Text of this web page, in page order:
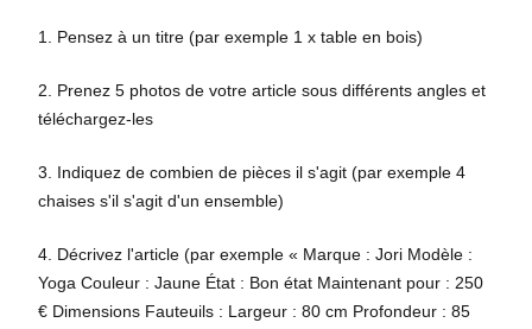
1. Pensez à un titre (par exemple 1 x table en bois)
2. Prenez 5 photos de votre article sous différents angles et
téléchargez-les
3. Indiquez de combien de pièces il s'agit (par exemple 4
chaises s'il s'agit d'un ensemble)
4. Décrivez l'article (par exemple « Marque : Jori Modèle :
Yoga Couleur : Jaune État : Bon état Maintenant pour : 250
€ Dimensions Fauteuils : Largeur : 80 cm Profondeur : 85